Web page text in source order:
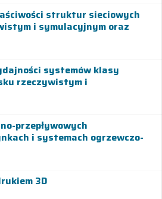
struktur sieciowych
i symulacyjnym oraz
systemów klasy
rzeczywistym i
przepływowych
i systemach ogrzewczo-
3D